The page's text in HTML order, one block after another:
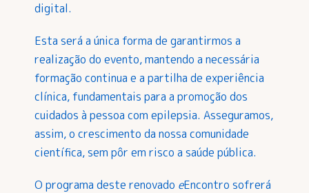
digital.
Esta será a única forma de garantirmos a
realização do evento, mantendo a necessária
formação continua e a partilha de experiência
clínica, fundamentais para a promoção dos
cuidados à pessoa com epilepsia. Asseguramos,
assim, o crescimento da nossa comunidade
científica, sem pôr em risco a saúde pública.
O programa deste renovado eEncontro sofrerá